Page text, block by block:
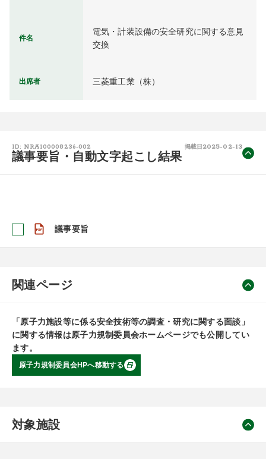
件名
電気・計装設備の安全研究に関する意見
交換
出席者 三菱重工業（株）
ID: NRA100008236-002 掲載日 2025-02-13
議事要旨・自動文字起こし結果
議事要旨
関連ページ
「原子力施設等に係る安全技術等の調査・研究に関する面談」
に関する情報は原子力規制委員会ホームページでも公開してい
ます。
原子力規制委員会HPへ移動する
対象施設